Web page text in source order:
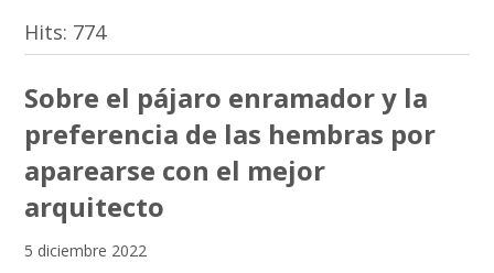
Hits: 774
Sobre el pájaro enramador y la
preferencia de las hembras por
aparearse con el mejor
arquitecto
5 diciembre 2022